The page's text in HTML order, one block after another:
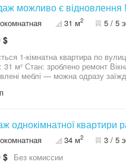
можливо є відновлення
31 м2 5 / 5
$
1-кімнатна квартира по вулиці
м² Стан: зроблено ремонт
меблі — можна одразу заїжджати! Цю квартиру чудово
“ДІМ” — ми допоможемо
однокімнатної квартири
34 м2 3 / 5
$ Без комиссии